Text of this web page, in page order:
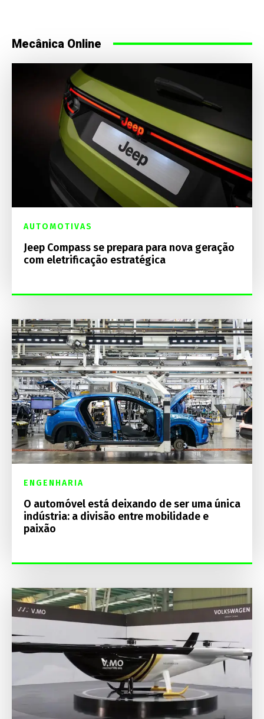
Mecânica Online
AUTOMOTIVAS
Jeep Compass se prepara para nova geração
com eletrificação estratégica
ENGENHARIA
O automóvel está deixando de ser uma única
indústria: a divisão entre mobilidade e
paixão